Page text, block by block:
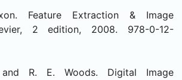
Feature Extraction & Image
2 edition, 2008. 978-0-12-
and R. E. Woods. Digital Image